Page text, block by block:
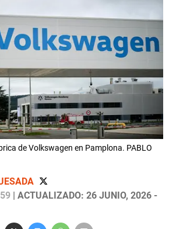
de Volkswagen en Pamplona. PABLO
| ACTUALIZADO: 26 JUNIO, 2026 -